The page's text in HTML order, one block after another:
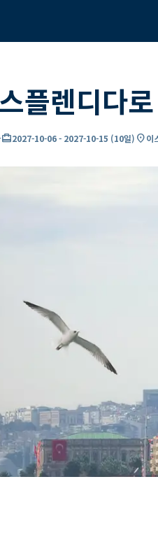
플렌디다
card_travel2027-10-06- 2027-10-15 (10일) location_on이